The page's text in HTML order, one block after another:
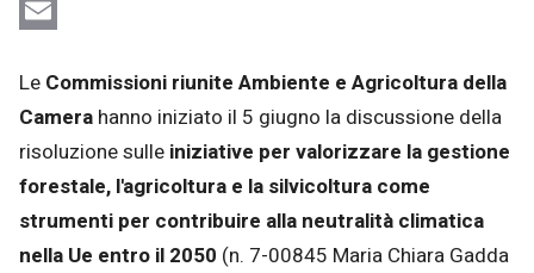
WhatsApp
Le Commissioni riunite Ambiente e Agricoltura della
Camera hanno iniziato il 5 giugno la discussione della
risoluzione sulle iniziative per valorizzare la gestione
forestale, l'agricoltura e la silvicoltura come
strumenti per contribuire alla neutralità climatica
nella Ue entro il 2050 (n. 7-00845 Maria Chiara Gadda